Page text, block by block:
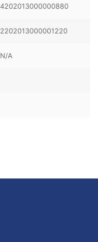
4202013000000880
2202013000001220
N/A